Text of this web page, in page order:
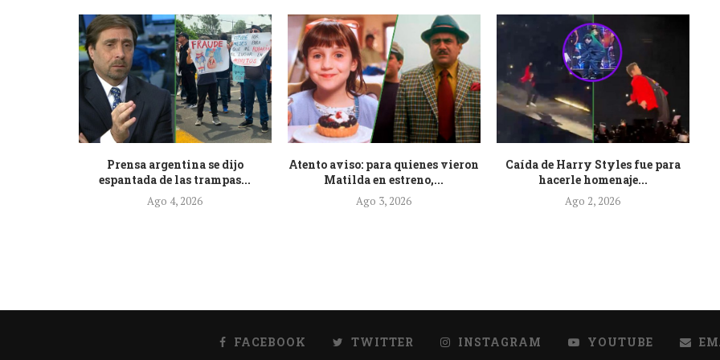
Prensa argentina se dijo
espantada de las trampas...
Ago 4, 2026
Atento aviso: para quienes vieron
Matilda en estreno,...
Ago 3, 2026
Caída de Harry Styles fue para
hacerle homenaje...
Ago 2, 2026
FACEBOOK TWITTER INSTAGRAM YOUTUBE